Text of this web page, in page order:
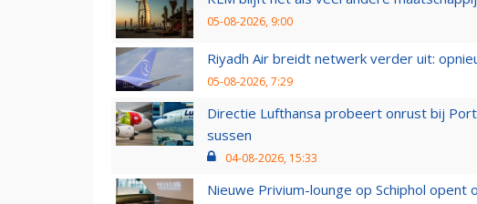
05-08-2026, 9:00
Riyadh Air breidt netwerk verder uit:
05-08-2026, 7:29
Directie Lufthansa probeert onrust bij
sussen
04-08-2026, 15:33
Nieuwe Privium-lounge op Schiphol opent